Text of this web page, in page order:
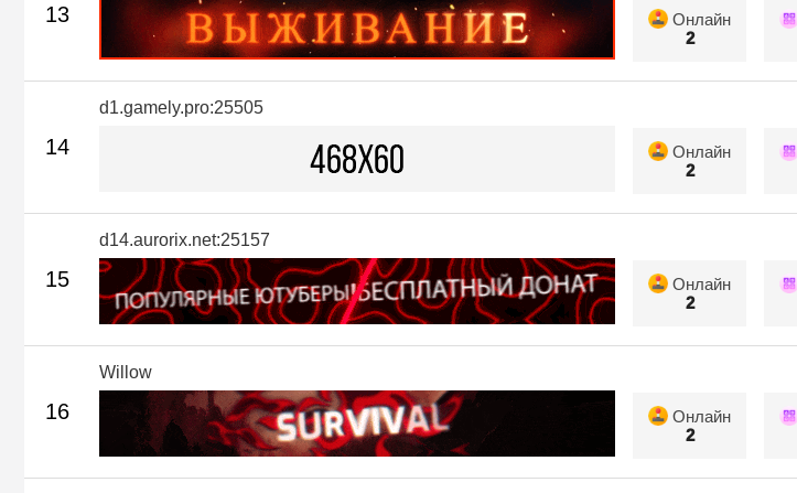
13
Онлайн
2
14
d1.gamely.pro:25505
Онлайн
2
15
d14.aurorix.net:25157
Онлайн
2
16
Willow
Онлайн
2